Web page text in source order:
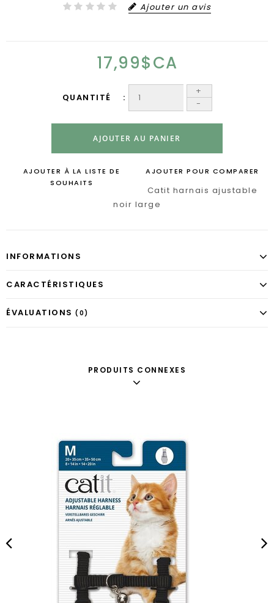
Ajouter un avis
17,99$CA
QUANTITÉ
+
-
AJOUTER AU PANIER
AJOUTER À LA LISTE DE
SOUHAITS
AJOUTER POUR COMPARER
Catit harnais ajustable
noir large
INFORMATIONS
CARACTÉRISTIQUES
ÉVALUATIONS (0)
PRODUITS CONNEXES